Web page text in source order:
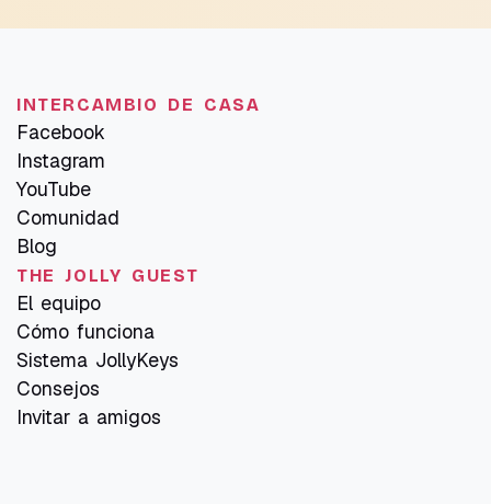
INTERCAMBIO DE CASA
Facebook
Instagram
YouTube
Comunidad
Blog
THE JOLLY GUEST
El equipo
Cómo funciona
Sistema JollyKeys
Consejos
Invitar a amigos